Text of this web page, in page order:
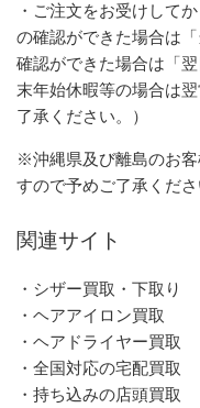
・ご注文をお受けして
の確認ができた場合は
確認ができた場合は「
末年始休暇等の場合は
了承ください。）
※沖縄県及び離島のお
すので予めご了承くださ
関連サイト
・シザー買取・下取り
・ヘアアイロン買取
・ヘアドライヤー買取
・全国対応の宅配買取
・持ち込みの店頭買取